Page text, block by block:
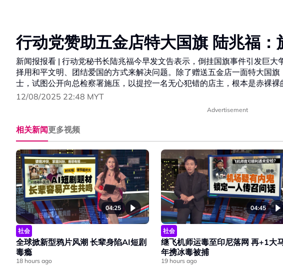
行动党赞助五金店特大国旗 陆兆福
新闻报报看 | 行动党秘书长陆兆福今早发文告表示，倒挂国旗事件引发巨
择用和平文明、团结爱国的方式来解决问题。除了赠送五金店一面特大国
士，试图公开向总检察署施压，以提控一名无心犯错的店主，根本是赤裸裸
12/08/2025 22:48 MYT
Advertisement
相关新闻更多视频
04:25
社会
全球掀新型鸦片风潮 长辈身陷AI短剧
毒瘾
18 hours ago
04:45
社会
继飞机师运毒至印尼落网 再+1大
年携冰毒被捕
19 hours ago